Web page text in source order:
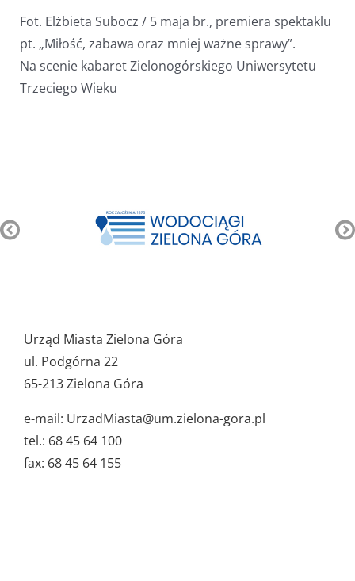
Fot. Elżbieta Subocz / 5 maja br., premiera spektaklu
pt. „Miłość, zabawa oraz mniej ważne sprawy”.
Na scenie kabaret Zielonogórskiego Uniwersytetu
Trzeciego Wieku
ważne
dane
Urząd Miasta Zielona Góra
ul. Podgórna 22
65-213 Zielona Góra
e-mail: UrzadMiasta@um.zielona-gora.pl
tel.: 68 45 64 100
fax: 68 45 64 155